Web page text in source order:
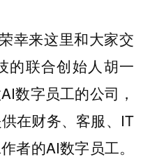
幸来这里和大家交
的联合创始人胡一
数字员工的公司，
在财务、客服、IT
者的AI数字员工。